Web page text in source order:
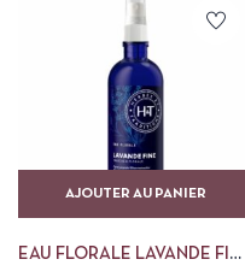
AJOUTER AU PANIER
EAU FLORALE LAVANDE FINE